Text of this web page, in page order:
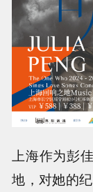
上海作为彭
地，对她的